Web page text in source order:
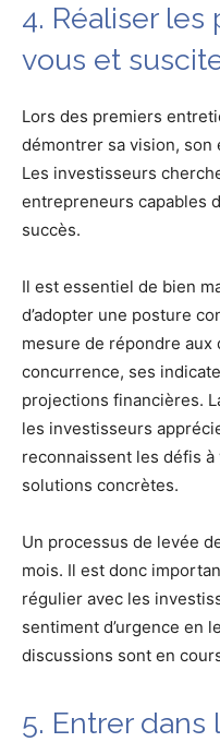
4. Réaliser
vous et
Lors des premiers
démontrer sa vision,
Les investisseurs
entrepreneurs capables
succès.
Il est essentiel de bien
d’adopter une posture
mesure de répondre aux
concurrence, ses
projections financières.
les investisseurs
reconnaissent les défis
solutions concrètes.
Un processus de levée
mois. Il est donc
régulier avec les
sentiment d’urgence en
discussions sont en
5. Entrer